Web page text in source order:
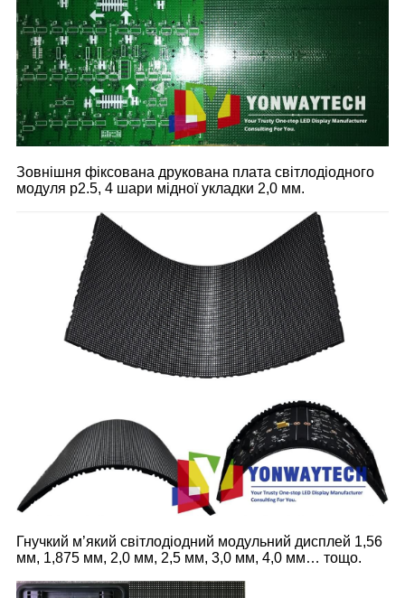
Зовнішня фіксована друкована плата світлодіодного
модуля p2.5, 4 шари мідної укладки 2,0 мм.
Гнучкий м’який світлодіодний модульний дисплей 1,56
мм, 1,875 мм, 2,0 мм, 2,5 мм, 3,0 мм, 4,0 мм… тощо.